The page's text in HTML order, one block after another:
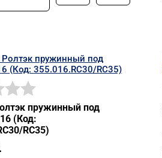
пружинный под
(Код:
RC35)